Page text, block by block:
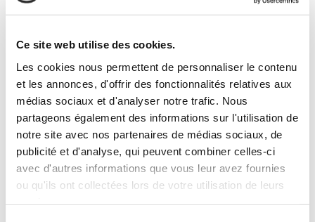
Ce site web utilise des cookies.
Les cookies nous permettent de personnaliser le contenu
et les annonces, d'offrir des fonctionnalités relatives aux
médias sociaux et d'analyser notre trafic. Nous
partageons également des informations sur l'utilisation de
notre site avec nos partenaires de médias sociaux, de
publicité et d'analyse, qui peuvent combiner celles-ci
avec d'autres informations que vous leur avez fournies
ou qu'ils ont collectées lors de votre utilisation de leurs
Cette transition vers les appareils
disposer de plateformes optimisées
pour le mobile, les consommateurs
privilégiant la commodité et la
rapidité dans leurs expériences
d'achat en ligne.
Les détaillants qui s'attachent à
créer des environnements adaptés
aux mobiles, offrant une navigation